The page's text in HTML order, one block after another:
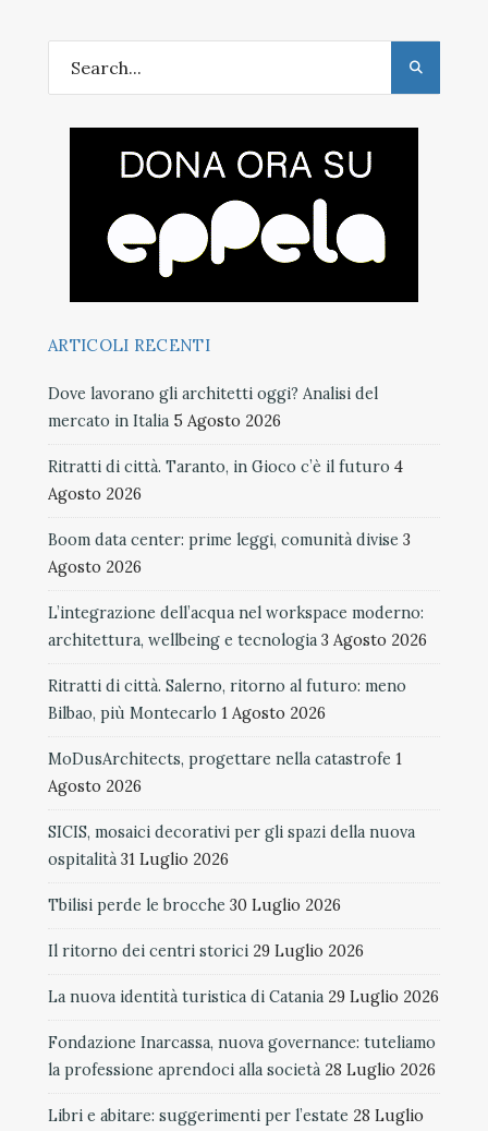
ARTICOLI RECENTI
Dove lavorano gli architetti oggi? Analisi del
mercato in Italia 5 Agosto 2026
Ritratti di città. Taranto, in Gioco c’è il futuro 4
Agosto 2026
Boom data center: prime leggi, comunità divise 3
Agosto 2026
L’integrazione dell’acqua nel workspace moderno:
architettura, wellbeing e tecnologia 3 Agosto 2026
Ritratti di città. Salerno, ritorno al futuro: meno
Bilbao, più Montecarlo 1 Agosto 2026
MoDusArchitects, progettare nella catastrofe 1
Agosto 2026
SICIS, mosaici decorativi per gli spazi della nuova
ospitalità 31 Luglio 2026
Tbilisi perde le brocche 30 Luglio 2026
Il ritorno dei centri storici 29 Luglio 2026
La nuova identità turistica di Catania 29 Luglio 2026
Fondazione Inarcassa, nuova governance: tuteliamo
la professione aprendoci alla società 28 Luglio 2026
Libri e abitare: suggerimenti per l’estate 28 Luglio